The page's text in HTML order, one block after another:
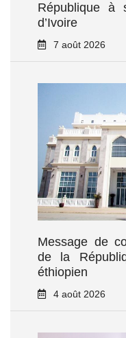
République à
d’Ivoire
7 août 2026
Message de
de la
éthiopien
4 août 2026